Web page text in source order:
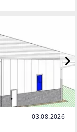
03.08.2026